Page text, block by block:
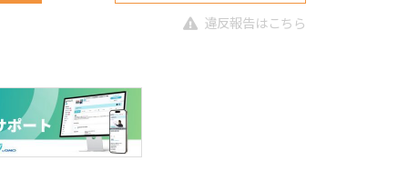
違反報告はこちら